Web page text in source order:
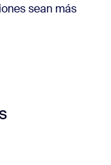
sean más